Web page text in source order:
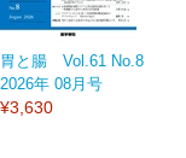
胃と腸 Vol.61 No.8
2026年 08月号
¥3,630